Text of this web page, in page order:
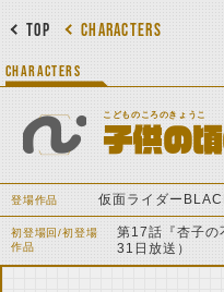
CHARACTERS
TOP
CHARACTERS
こどものころのきょうこ
子供の
登場作品 仮面ライダー
初登場回/初登場
作品
第17話『杏子の
31日放送）